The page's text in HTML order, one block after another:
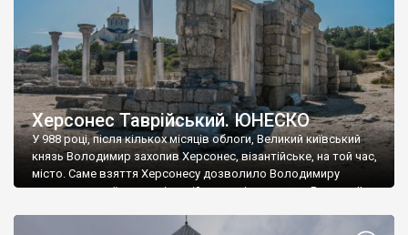
Херсонес Таврійський. ЮНЕСКО
У 988 році, після кількох місяців облоги, Великий київський
князь Володимир захопив Херсонес, візантійське, на той час,
місто. Саме взяття Херсонесу дозволило Володимиру
диктувати свої умови візантійському імператору Василю ІІ, та
Херсонесі Володимир-язичник, став Василем-християнином.